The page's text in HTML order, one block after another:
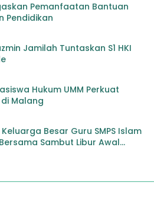
Pemanfaatan Bantuan
Pendidikan
Jamilah Tuntaskan S1 HKI
Hukum UMM Perkuat
Malang
Besar Guru SMPS Islam
Sambut Libur Awal